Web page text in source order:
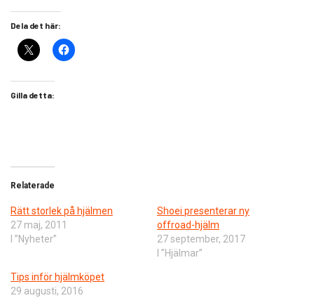
Dela det här:
Gilla detta:
Relaterade
Rätt storlek på hjälmen
27 maj, 2011
I ”Nyheter”
Shoei presenterar ny
offroad-hjälm
27 september, 2017
I ”Hjälmar”
Tips inför hjälmköpet
29 augusti, 2016